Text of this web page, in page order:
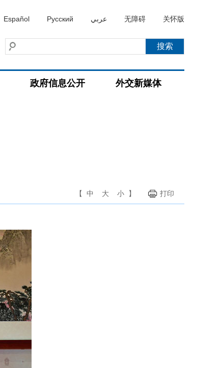
Español Русский عربي 无障碍 关怀版
政府信息公开 外交新媒体
【 中 大 小 】 打印